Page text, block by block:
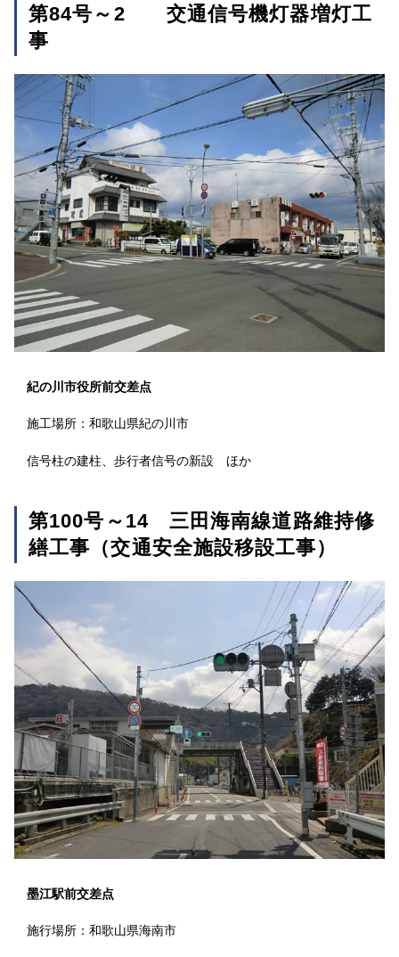
第84号～2 交通信号機灯器増灯工
事
紀の川市役所前交差点
施工場所：和歌山県紀の川市
信号柱の建柱、歩行者信号の新設 ほか
第100号～14 三田海南線道路維持修
繕工事（交通安全施設移設工事）
墨江駅前交差点
施行場所：和歌山県海南市